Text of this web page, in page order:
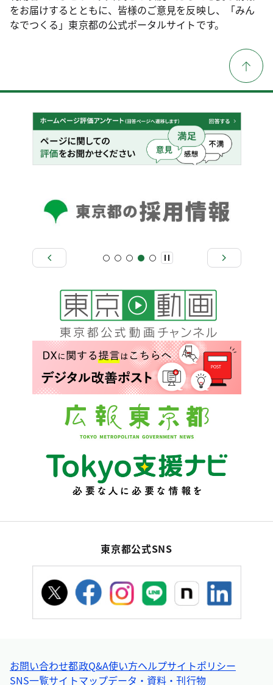
をお届けするとともに、皆様のご意見を反映し、「みん
なでつくる」東京都の公式ポータルサイトです。
東京都公式SNS
お問い合わせ都政Q&A使い方ヘルプサイトポリシー
SNS一覧サイトマップデータ・資料・刊行物